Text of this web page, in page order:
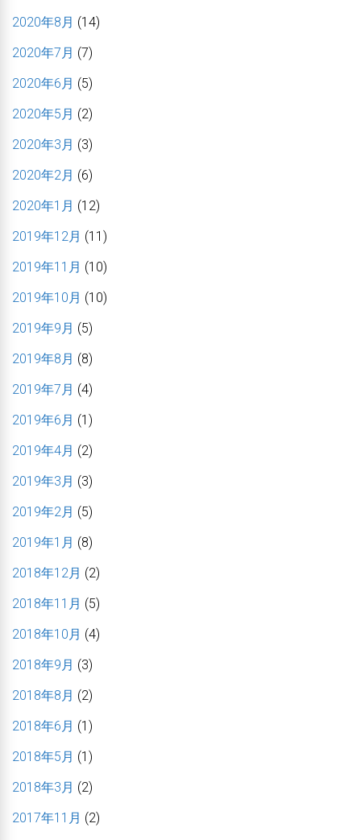
2020年8月 (14)
2020年7月 (7)
2020年6月 (5)
2020年5月 (2)
2020年3月 (3)
2020年2月 (6)
2020年1月 (12)
2019年12月 (11)
2019年11月 (10)
2019年10月 (10)
2019年9月 (5)
2019年8月 (8)
2019年7月 (4)
2019年6月 (1)
2019年4月 (2)
2019年3月 (3)
2019年2月 (5)
2019年1月 (8)
2018年12月 (2)
2018年11月 (5)
2018年10月 (4)
2018年9月 (3)
2018年8月 (2)
2018年6月 (1)
2018年5月 (1)
2018年3月 (2)
2017年11月 (2)